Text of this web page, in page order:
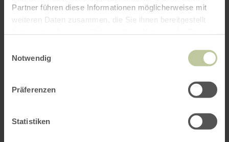
Partner führen diese Informationen möglicherweise mit
weiteren Daten zusammen, die Sie ihnen bereitgestellt
Notwendig
Präferenzen
Statistiken